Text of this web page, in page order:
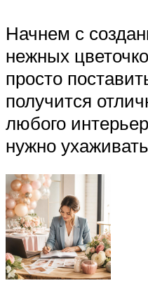
Начнем с
нежных
просто
получится
любого
нужно